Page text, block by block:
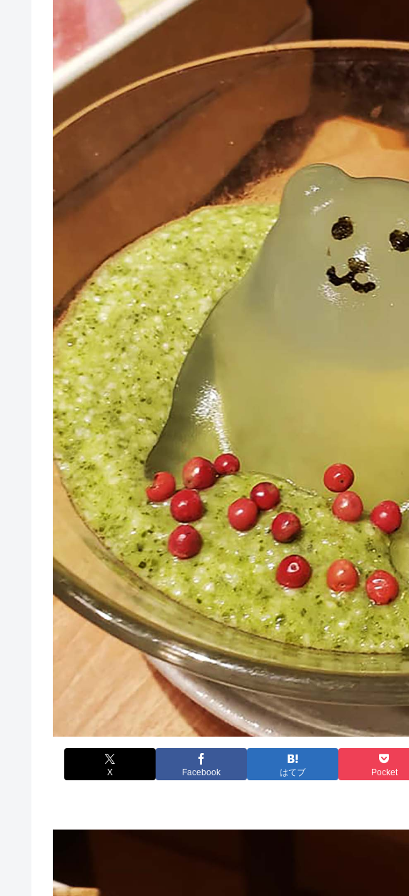
X Facebook はてブ Pocket